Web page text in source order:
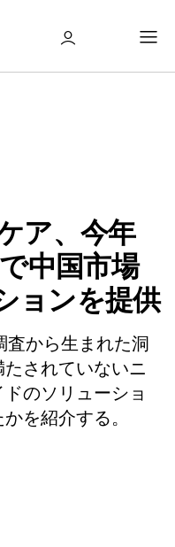
ア、今年
中国市場
ョンを提供
査から生まれた洞
されていないニ
のソリューショ
を紹介する。